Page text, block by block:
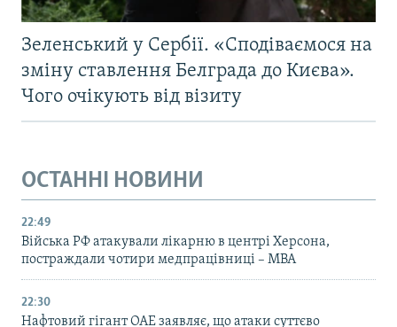
Зеленський у Сербії. «Сподіваємося на
зміну ставлення Белграда до Києва».
Чого очікують від візиту
ОСТАННІ НОВИНИ
22:49
Війська РФ атакували лікарню в центрі Херсона,
постраждали чотири медпрацівниці – МВА
22:30
Нафтовий гігант ОАЕ заявляє, що атаки суттєво